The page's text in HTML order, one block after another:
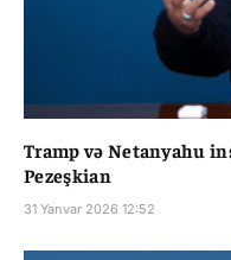
Tramp və Netanyahu
Pezeşkian
31 Yanvar 2026 12:52